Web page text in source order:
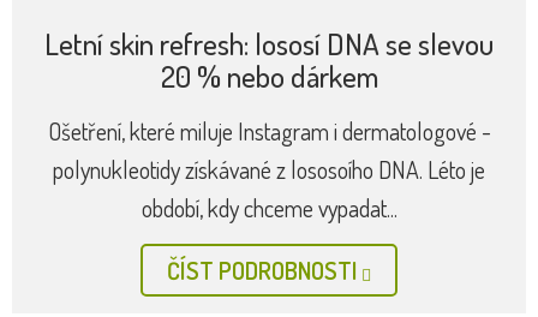
Letní skin refresh: lososí DNA se slevou
20 % nebo dárkem
Ošetření, které miluje Instagram i dermatologové -
polynukleotidy získávané z lososoího DNA. Léto je
období, kdy chceme vypadat...
ČÍST PODROBNOSTI